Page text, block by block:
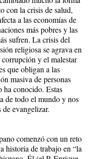
con la crisis de salud,
a las economías de
más pobres y las
sufren. La crisis del
religiosa se agrava en
y el malestar
que obligan a las
masiva de personas
ha conocido. Estas
de todo el mundo y nos
evangelizar.
comenzó con un reto
historia de trabajo en “la